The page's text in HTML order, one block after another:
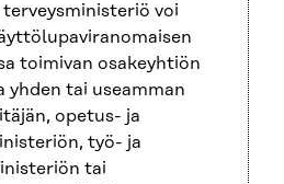
terveysministeriö voi
toimivan osakeyhtiön
yhden tai useamman
opetus- ja
työ- ja
tai